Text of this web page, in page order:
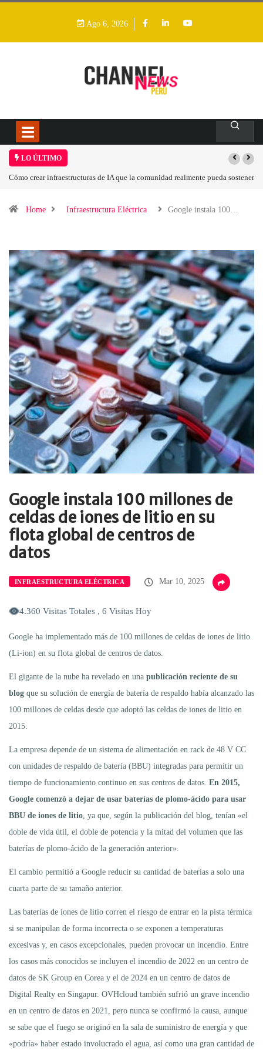
Ago 6, 2026
LO ÚLTIMO
Cómo crear infraestructuras de IA que la comunidad realmente pueda sostener
Home Infraestructura Eléctrica Google instala 100…
Google instala 100 millones de
celdas de iones de litio en su
flota global de centros de
datos
INFRAESTRUCTURA ELÉCTRICA Mar 10, 2025
4.360 Visitas Totales , 6 Visitas Hoy
Google ha implementado más de 100 millones de celdas de iones de litio
(Li-ion) en su flota global de centros de datos.
El gigante de la nube ha revelado en una publicación reciente de su
blog que su solución de energía de batería de respaldo había alcanzado las
100 millones de celdas desde que adoptó las celdas de iones de litio en
2015.
La empresa depende de un sistema de alimentación en rack de 48 V CC
con unidades de respaldo de batería (BBU) integradas para permitir un
tiempo de funcionamiento continuo en sus centros de datos. En 2015,
Google comenzó a dejar de usar baterías de plomo-ácido para usar
BBU de iones de litio , ya que, según la publicación del blog, tenían «el
doble de vida útil, el doble de potencia y la mitad del volumen que las
baterías de plomo-ácido de la generación anterior».
El cambio permitió a Google reducir su cantidad de baterías a solo una
cuarta parte de su tamaño anterior.
Las baterías de iones de litio corren el riesgo de entrar en la pista térmica
si se manipulan de forma incorrecta o se exponen a temperaturas
excesivas y, en casos excepcionales, pueden provocar un incendio. Entre
los casos más conocidos se incluyen el incendio de 2022 en un centro de
datos de SK Group en Corea y el de 2024 en un centro de datos de
Digital Realty en Singapur. OVHcloud también sufrió un grave incendio
en un centro de datos en 2021, pero nunca se confirmó la causa, aunque
se sabe que el fuego se originó en la sala de suministro de energía y que
«podría» haber estado involucrado el agua, así como una gran cantidad de